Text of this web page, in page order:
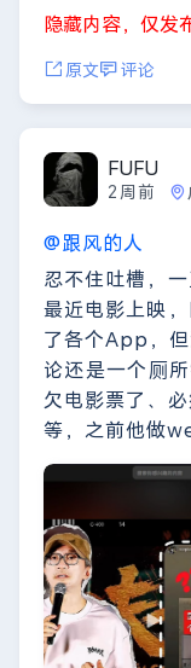
隐藏内容，仅发
原文 评论
FUFU
2周前
@跟风的人
忍不住吐槽，
最近电影上映
了各个App，
论还是一个厕
欠电影票了、
等，之前他做